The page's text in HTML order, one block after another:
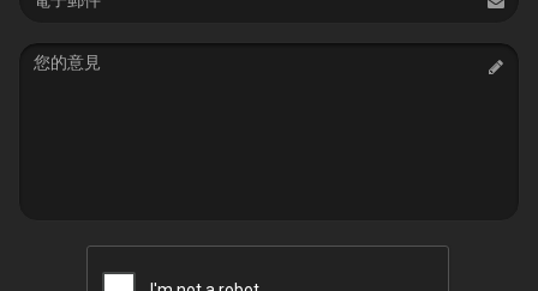
address
Message